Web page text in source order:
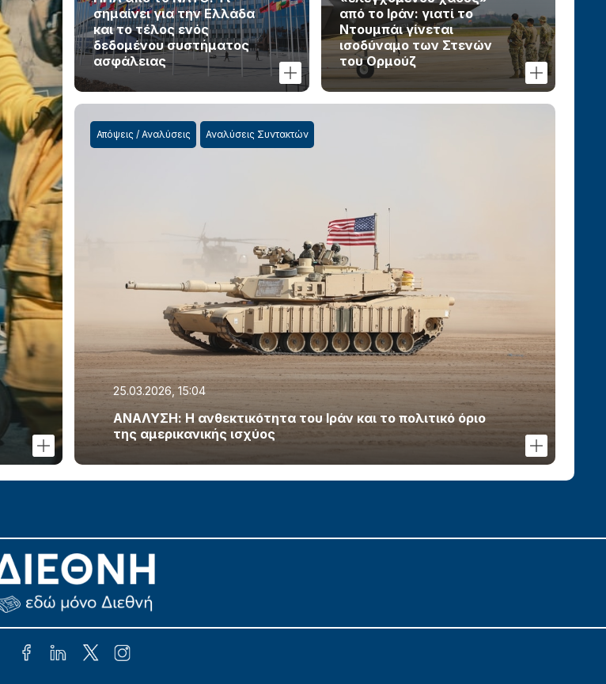
σημαίνει για την Ελλάδα
και το τέλος ενός
δεδομένου συστήματος
ασφάλειας
από το Ιράν: γιατί το
Ντουμπάι γίνεται
ισοδύναμο των Στενών
του Ορμούζ
Απόψεις / Αναλύσεις Αναλύσεις Συντακτών
25.03.2026, 15:04
ΑΝΑΛΥΣΗ: Η ανθεκτικότητα του Ιράν και το πολιτικό όριο
της αμερικανικής ισχύος